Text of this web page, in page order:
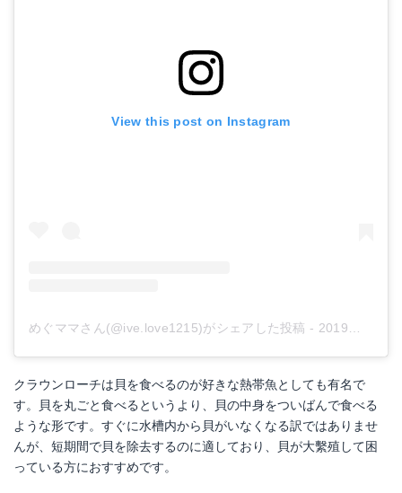
Yahoo!ショッピングで見る
楽天で詳細を見る
View this post on Instagram
めぐママさん(@ive.love1215)がシェアした投稿 - 2019年 4月月25日午後7時18分PDT
クラウンローチは貝を食べるのが好きな熱帯魚としても有名で
す。貝を丸ごと食べるというより、貝の中身をついばんで食べる
ような形です。すぐに水槽内から貝がいなくなる訳ではありませ
んが、短期間で貝を除去するのに適しており、貝が大繫殖して困
っている方におすすめです。